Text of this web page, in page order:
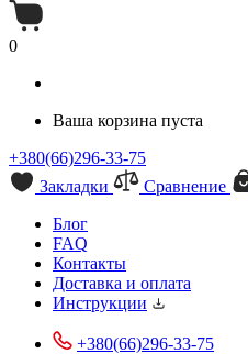
0
Ваша корзина пуста
+380(66)296-33-75
Закладки
Сравнение
Блог
FAQ
Контакты
Доставка и оплата
Инструкции
+380(66)296-33-75